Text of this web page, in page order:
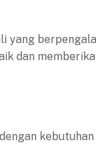
yang
dan
kebutuhan